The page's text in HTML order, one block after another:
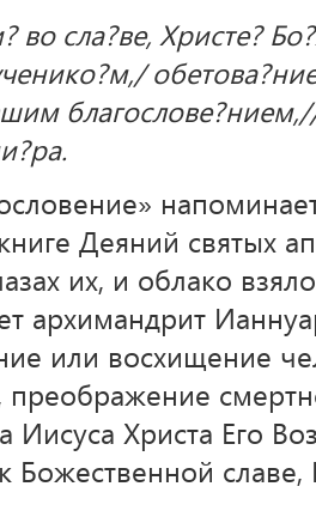
во сла?ве, Христе?
Деяний святых
их, и облако
архимандрит
или восхищение
Иисуса Христа Его
Божественной